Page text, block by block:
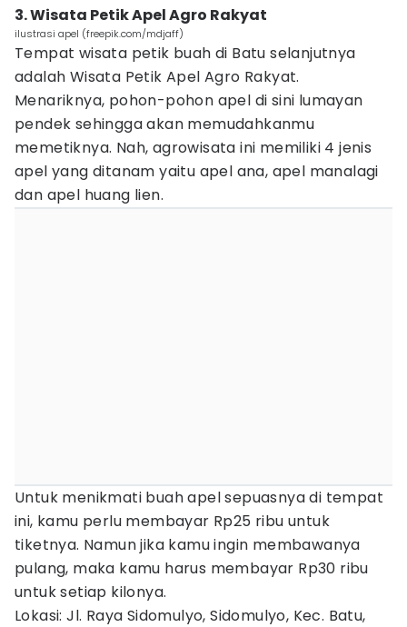
3. Wisata Petik Apel Agro Rakyat
ilustrasi apel (freepik.com/mdjaff)
Tempat wisata petik buah di Batu selanjutnya
adalah Wisata Petik Apel Agro Rakyat.
Menariknya, pohon-pohon apel di sini lumayan
pendek sehingga akan memudahkanmu
memetiknya. Nah, agrowisata ini memiliki 4 jenis
apel yang ditanam yaitu apel ana, apel manalagi
dan apel huang lien.
Untuk menikmati buah apel sepuasnya di tempat
ini, kamu perlu membayar Rp25 ribu untuk
tiketnya. Namun jika kamu ingin membawanya
pulang, maka kamu harus membayar Rp30 ribu
untuk setiap kilonya.
Lokasi: Jl. Raya Sidomulyo, Sidomulyo, Kec. Batu,